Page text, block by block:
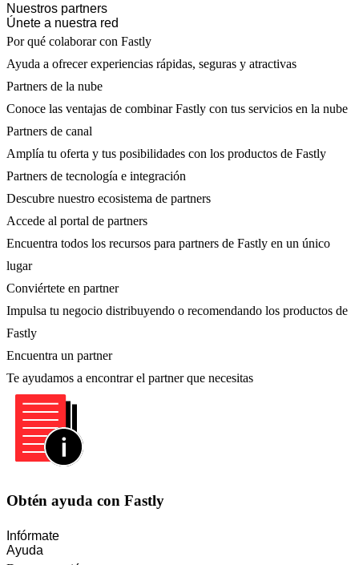
Nuestros partners
Únete a nuestra red
Por qué colaborar con Fastly
Ayuda a ofrecer experiencias rápidas, seguras y atractivas
Partners de la nube
Conoce las ventajas de combinar Fastly con tus servicios en la nube
Partners de canal
Amplía tu oferta y tus posibilidades con los productos de Fastly
Partners de tecnología e integración
Descubre nuestro ecosistema de partners
Accede al portal de partners
Encuentra todos los recursos para partners de Fastly en un único
lugar
Conviértete en partner
Impulsa tu negocio distribuyendo o recomendando los productos de
Fastly
Encuentra un partner
Te ayudamos a encontrar el partner que necesitas
Obtén ayuda con Fastly
Infórmate
Ayuda